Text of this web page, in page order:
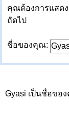
คุณต้องการแสด
ถัดไป
ชื่อของคุณ:
Gyasi เป็นชื่อขอ